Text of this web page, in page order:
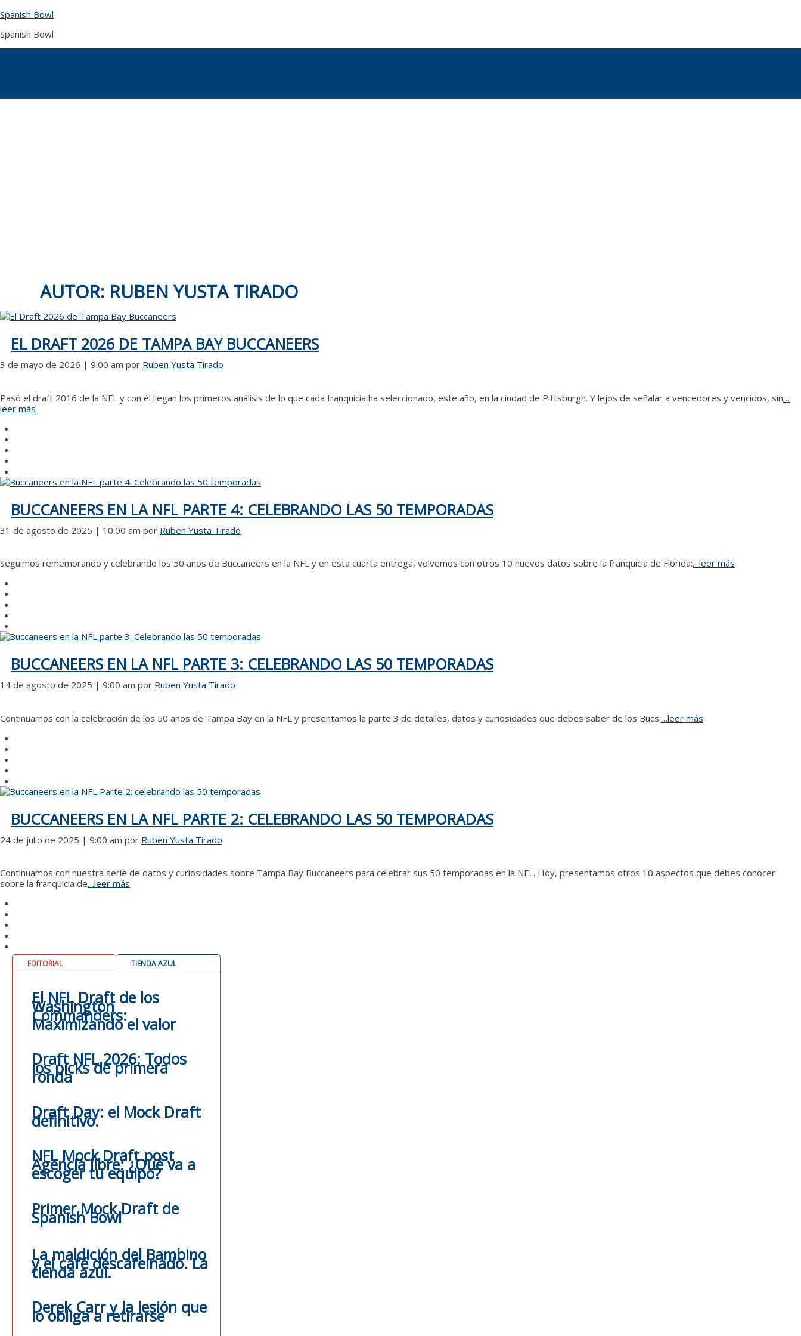
to
Spanish Bowl
Spanish Bowl
AUTOR: RUBEN YUSTA TIRADO
EL DRAFT 2026 DE TAMPA BAY BUCCANEERS
3 de mayo de 2026 | 9:00 am por Ruben Yusta Tirado
Pasó el draft 2016 de la NFL y con él llegan los primeros análisis de lo que cada franquicia ha seleccionado, este año, en la ciudad de Pittsburgh. Y lejos de señalar a vencedores y vencidos, sin…
leer más
BUCCANEERS EN LA NFL PARTE 4: CELEBRANDO LAS 50 TEMPORADAS
31 de agosto de 2025 | 10:00 am por Ruben Yusta Tirado
Seguimos rememorando y celebrando los 50 años de Buccaneers en la NFL y en esta cuarta entrega, volvemos con otros 10 nuevos datos sobre la franquicia de Florida:…leer más
BUCCANEERS EN LA NFL PARTE 3: CELEBRANDO LAS 50 TEMPORADAS
14 de agosto de 2025 | 9:00 am por Ruben Yusta Tirado
Continuamos con la celebración de los 50 años de Tampa Bay en la NFL y presentamos la parte 3 de detalles, datos y curiosidades que debes saber de los Bucs:…leer más
BUCCANEERS EN LA NFL PARTE 2: CELEBRANDO LAS 50 TEMPORADAS
24 de julio de 2025 | 9:00 am por Ruben Yusta Tirado
Continuamos con nuestra serie de datos y curiosidades sobre Tampa Bay Buccaneers para celebrar sus 50 temporadas en la NFL. Hoy, presentamos otros 10 aspectos que debes conocer
sobre la franquicia de…leer más
EDITORIAL TIENDA AZUL
El NFL Draft de los
Washington
Commanders:
Maximizando el valor
Draft NFL 2026: Todos
los picks de primera
ronda
Draft Day: el Mock Draft
definitivo.
NFL Mock Draft post
Agencia libre: ¿Qué va a
escoger tu equipo?
Primer Mock Draft de
Spanish Bowl
La maldición del Bambino
y el café descafeinado. La
tienda azul.
Derek Carr y la lesión que
lo obliga a retirarse